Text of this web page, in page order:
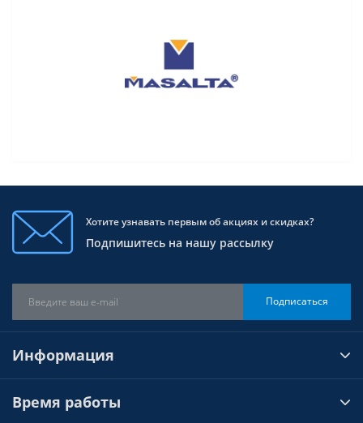
Хотите узнавать первым об акциях и скидках?
Подпишитесь на нашу рассылку
Подписаться
Информация
Время работы